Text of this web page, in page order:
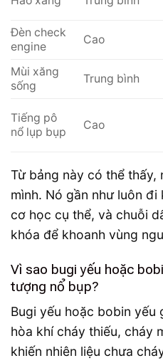
Đèn check
engine
Cao
Mùi xăng
sống
Trung bình
Tiếng pô
nổ lụp bụp
Cao
Từ bảng này có thể thấy,
mình. Nó gần như luôn
cơ học cụ thể, và chuỗi
khóa để khoanh vùng
Vì sao bugi yếu hoặc
tượng nổ bụp?
Bugi yếu hoặc bobin yếu
hòa khí cháy thiếu, cháy
khiến nhiên liệu chưa